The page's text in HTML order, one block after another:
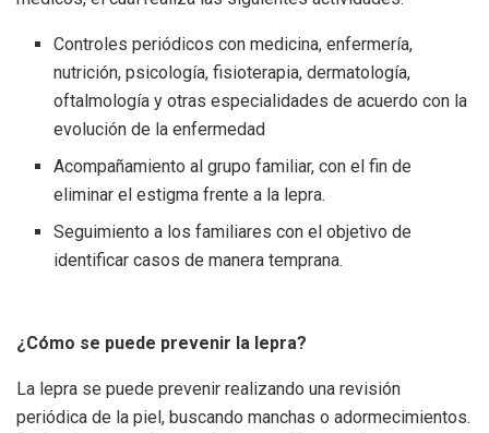
Controles periódicos con medicina, enfermería,
nutrición, psicología, fisioterapia, dermatología,
oftalmología y otras especialidades de acuerdo con la
evolución de la enfermedad
Acompañamiento al grupo familiar, con el fin de
eliminar el estigma frente a la lepra.
Seguimiento a los familiares con el objetivo de
identificar casos de manera temprana.
¿Cómo se puede prevenir la lepra?
La lepra se puede prevenir realizando una revisión
periódica de la piel, buscando manchas o adormecimientos.